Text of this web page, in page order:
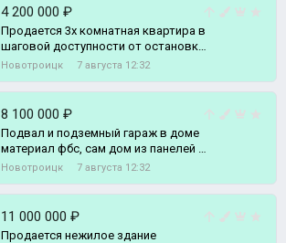
4 200 000 ₽
Продается 3х комнатная квартира в
шаговой доступности от остановки
и магазинов., 3-комн. квартира
Новотроицк 7 августа 12:32
8 100 000 ₽
Подвал и подземный гараж в доме
материал фбс, сам дом из панелей и
шлакоблока, перекрытия - плиты, к,
Новотроицк 7 августа 12:32
11 000 000 ₽
Продается нежилое здание